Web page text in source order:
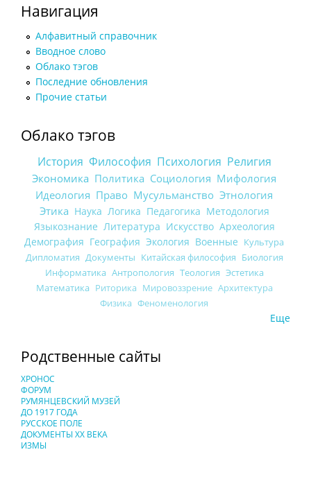
Навигация
Алфавитный справочник
Вводное слово
Облако тэгов
Последние обновления
Прочие статьи
Облако тэгов
История Философия Психология Религия
Экономика Политика Социология Мифология
Идеология Право Мусульманство Этнология
Этика Наука Логика Педагогика Методология
Языкознание Литература Искусство Археология
Демография География Экология Военные Культура
Дипломатия Документы Китайская философия Биология
Информатика Антропология Теология Эстетика
Математика Риторика Мировоззрение Архитектура
Физика Феноменология
Еще
Родственные сайты
ХРОНОС
ФОРУМ
РУМЯНЦЕВСКИЙ МУЗЕЙ
ДО 1917 ГОДА
РУССКОЕ ПОЛЕ
ДОКУМЕНТЫ XX ВЕКА
ИЗМЫ